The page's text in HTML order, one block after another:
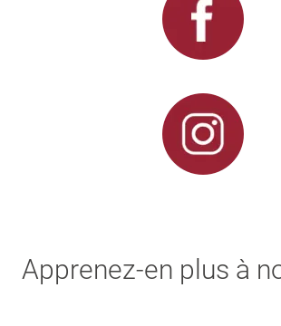
Apprenez-en plus à